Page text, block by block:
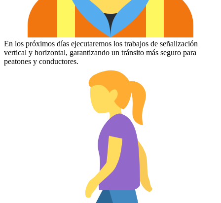
En los próximos días ejecutaremos los trabajos de señalización
vertical y horizontal, garantizando un tránsito más seguro para
peatones y conductores.